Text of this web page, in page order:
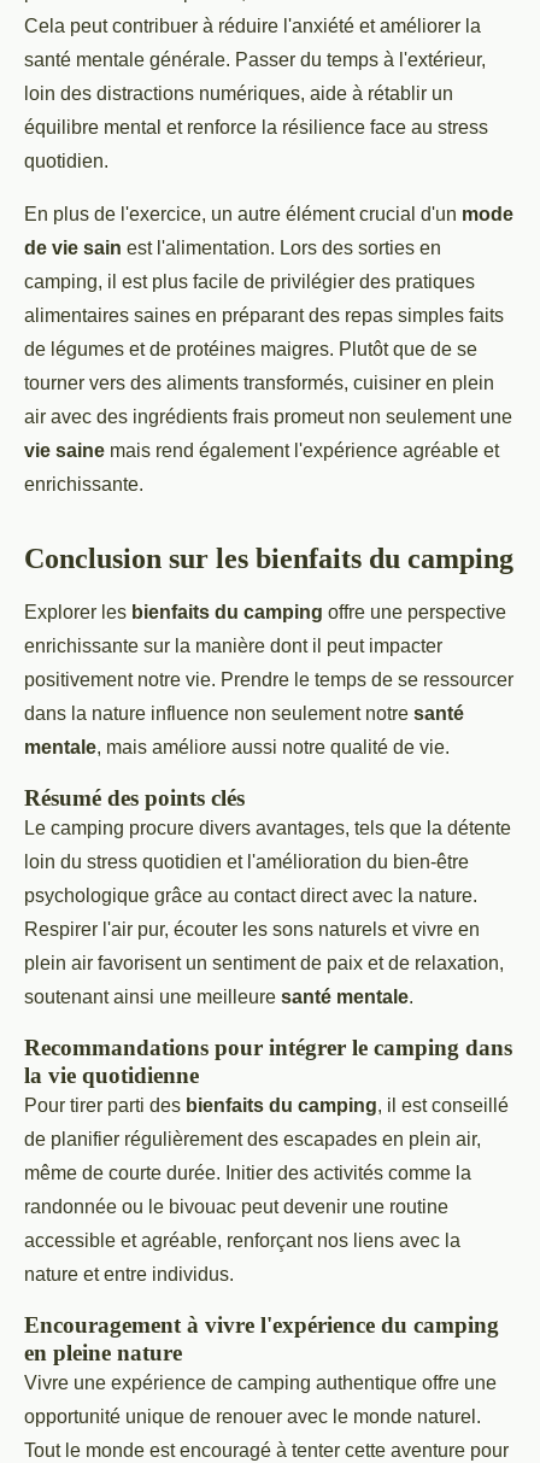
Cela peut contribuer à réduire l'anxiété et améliorer la
santé mentale générale. Passer du temps à l'extérieur,
loin des distractions numériques, aide à rétablir un
équilibre mental et renforce la résilience face au stress
quotidien.
En plus de l'exercice, un autre élément crucial d'un mode
de vie sain est l'alimentation. Lors des sorties en
camping, il est plus facile de privilégier des pratiques
alimentaires saines en préparant des repas simples faits
de légumes et de protéines maigres. Plutôt que de se
tourner vers des aliments transformés, cuisiner en plein
air avec des ingrédients frais promeut non seulement une
vie saine mais rend également l'expérience agréable et
enrichissante.
Conclusion sur les bienfaits du camping
Explorer les bienfaits du camping offre une perspective
enrichissante sur la manière dont il peut impacter
positivement notre vie. Prendre le temps de se ressourcer
dans la nature influence non seulement notre santé
mentale, mais améliore aussi notre qualité de vie.
Résumé des points clés
Le camping procure divers avantages, tels que la détente
loin du stress quotidien et l'amélioration du bien-être
psychologique grâce au contact direct avec la nature.
Respirer l'air pur, écouter les sons naturels et vivre en
plein air favorisent un sentiment de paix et de relaxation,
soutenant ainsi une meilleure santé mentale.
Recommandations pour intégrer le camping dans
la vie quotidienne
Pour tirer parti des bienfaits du camping, il est conseillé
de planifier régulièrement des escapades en plein air,
même de courte durée. Initier des activités comme la
randonnée ou le bivouac peut devenir une routine
accessible et agréable, renforçant nos liens avec la
nature et entre individus.
Encouragement à vivre l'expérience du camping
en pleine nature
Vivre une expérience de camping authentique offre une
opportunité unique de renouer avec le monde naturel.
Tout le monde est encouragé à tenter cette aventure pour